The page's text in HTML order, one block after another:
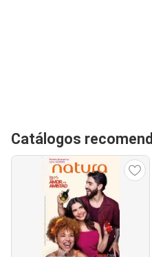
Catálogos